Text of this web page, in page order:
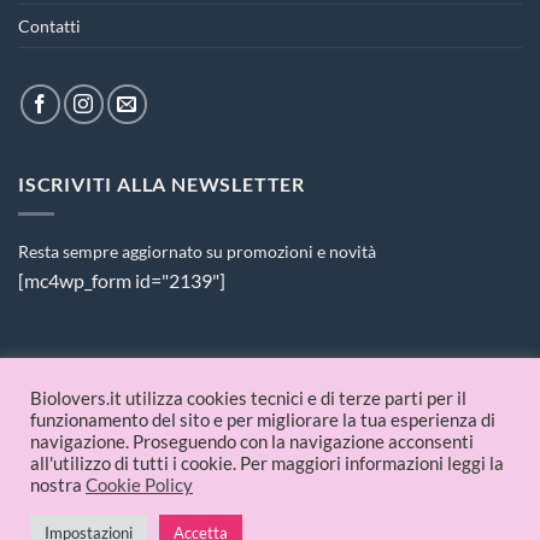
Contatti
ISCRIVITI ALLA NEWSLETTER
Resta sempre aggiornato su promozioni e novità
[mc4wp_form id="2139"]
PAGAMENTI ACCETTATI
© 2026 Biolovers.it | P.IVA 09336481214
Biolovers.it utilizza cookies tecnici e di terze parti per il
funzionamento del sito e per migliorare la tua esperienza di
navigazione. Proseguendo con la navigazione acconsenti
all'utilizzo di tutti i cookie. Per maggiori informazioni leggi la
nostra Cookie Policy
Impostazioni Accetta